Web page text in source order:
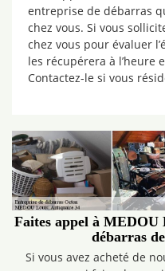
entreprise de débarras
chez vous. Si vous
chez vous pour évaluer
les récupérera à l’heure
Contactez-le si vous
Faites appel à
débarras
Si vous avez acheté de